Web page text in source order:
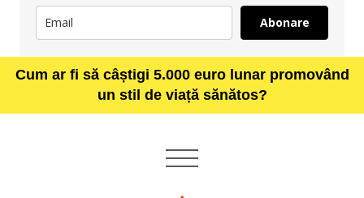
Abonare
Cum ar fi să câștigi 5.000 euro lunar promovând
un stil de viață sănătos?